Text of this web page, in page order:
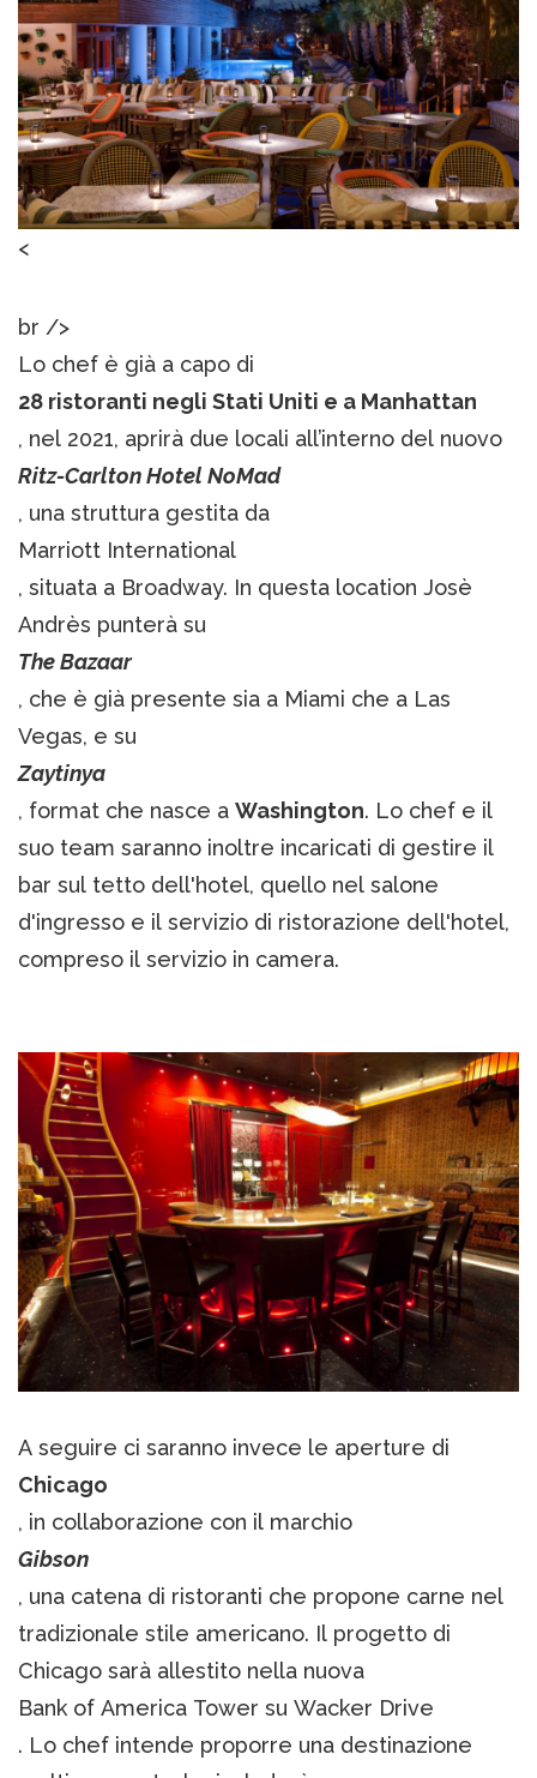
<
br />
Lo chef è già a capo di
28 ristoranti negli Stati Uniti e a Manhattan
, nel 2021, aprirà due locali all’interno del nuovo
Ritz-Carlton Hotel NoMad
, una struttura gestita da
Marriott International
, situata a Broadway. In questa location Josè
Andrès punterà su
The Bazaar
, che è già presente sia a Miami che a Las
Vegas, e su
Zaytinya
, format che nasce a Washington. Lo chef e il
suo team saranno inoltre incaricati di gestire il
bar sul tetto dell'hotel, quello nel salone
d'ingresso e il servizio di ristorazione dell'hotel,
compreso il servizio in camera.
A seguire ci saranno invece le aperture di
Chicago
, in collaborazione con il marchio
Gibson
, una catena di ristoranti che propone carne nel
tradizionale stile americano. Il progetto di
Chicago sarà allestito nella nuova
Bank of America Tower su Wacker Drive
. Lo chef intende proporre una destinazione